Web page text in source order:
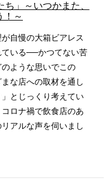
ち」～いつかまた、
！～
自慢の大箱ビアレス
ている──かつてない苦
ような思いでこの
な店への取材を通し
とじっくり考えてい
ロナ禍で飲食店のあ
アルな声を伺いまし